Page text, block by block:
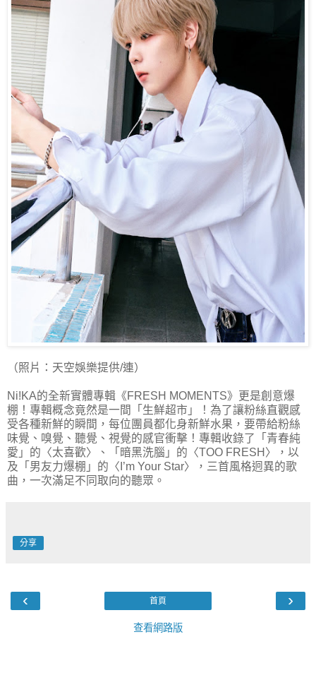
（照片：天空娛樂提供/連）
Ni!KA的全新實體專輯《FRESH MOMENTS》更是創意爆
棚！專輯概念竟然是一間「生鮮超市」！為了讓粉絲直觀感
受各種新鮮的瞬間，每位團員都化身新鮮水果，要帶給粉絲
味覺、嗅覺、聽覺、視覺的感官衝擊！專輯收錄了「青春純
愛」的〈太喜歡〉、「暗黑洗腦」的〈TOO FRESH〉，以
及「男友力爆棚」的〈I’m Your Star〉，三首風格迥異的歌
曲，一次滿足不同取向的聽眾。
分享
‹ ›
首頁
查看網路版